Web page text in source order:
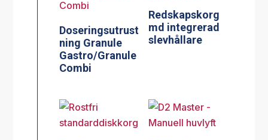
Doseringsutrust
ning Granule
Gastro/Granule
Combi
Redskapskorg
md integrerad
slevhållare